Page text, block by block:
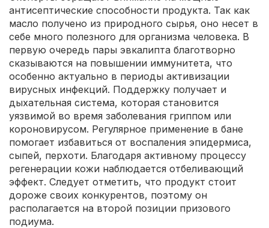
антисептические способности продукта. Так как
масло получено из природного сырья, оно несет в
себе много полезного для организма человека. В
первую очередь пары эвкалипта благотворно
сказываются на повышении иммунитета, что
особенно актуально в периоды активизации
вирусных инфекций. Поддержку получает и
дыхательная система, которая становится
уязвимой во время заболевания гриппом или
короновирусом. Регулярное применение в бане
помогает избавиться от воспаления эпидермиса,
сыпей, перхоти. Благодаря активному процессу
регенерации кожи наблюдается отбеливающий
эффект. Следует отметить, что продукт стоит
дороже своих конкурентов, поэтому он
располагается на второй позиции призового
подиума.